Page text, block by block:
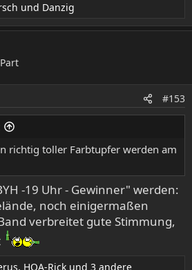
und Danzig
#153
richtig toller Farbtupfer werden am
-19 Uhr - Gewinner" werden:
noch einigermaßen
verbreitet gute Stimmung,
, HOA-Rick und 3 andere